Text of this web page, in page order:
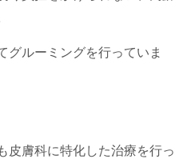
グルーミングを行っていま
皮膚科に特化した治療を行っ